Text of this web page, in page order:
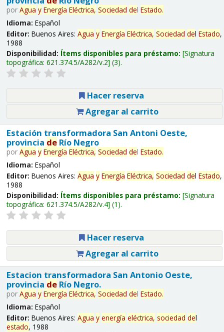
por Agua y Energía Eléctrica, Sociedad del Estado.
Idioma: Español
Editor: Buenos Aires: Agua y Energía Eléctrica, Sociedad del Estado,
1988
Disponibilidad: Ítems disponibles para préstamo: Signatura
topográfica: 621.374.5/A282/v.2 (3).
Hacer reserva
Agregar al carrito
Estación transformadora San Antoni Oeste,
provincia deRío Negro
por Agua y Energía Eléctrica, Sociedad del Estado.
Idioma: Español
Editor: Buenos Aires: Agua y Energía Eléctrica, Sociedad del Estado,
1988
Disponibilidad: Ítems disponibles para préstamo: Signatura
topográfica: 621.374.5/A282/v.4 (1).
Hacer reserva
Agregar al carrito
Estacion transformadora San Antonio Oeste,
provincia deRío Negro.
por Agua y Energía Eléctrica, Sociedad del Estado.
Idioma: Español
Editor: Buenos Aires: Agua y energía eléctrica, sociedad del
estado, 1988